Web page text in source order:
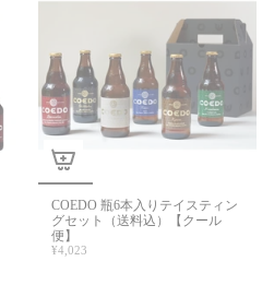
え
COEDO 瓶6本入りテイスティン
グセット（送料込）【クール
便】
¥4,023